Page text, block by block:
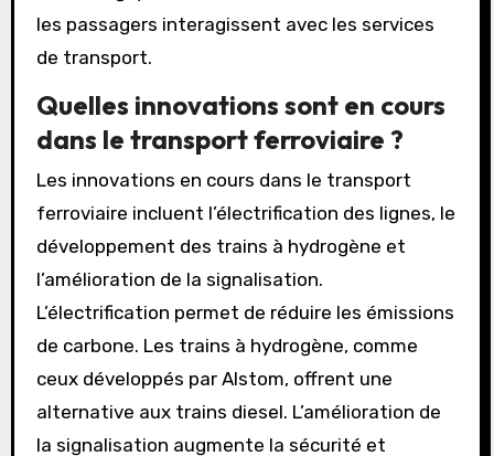
gestion optimisée du trafic. Les données
massives (big data) aident à prévoir la
L’électrification des transports réduit les
émissions de carbone. Ces avancées
technologiques transforment la manière dont
les passagers interagissent avec les services
de transport.
Quelles innovations sont en cours
dans le transport ferroviaire ?
Les innovations en cours dans le transport
ferroviaire incluent l’électrification des lignes, le
développement des trains à hydrogène et